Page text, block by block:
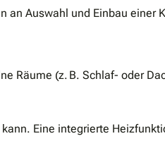
an Auswahl und Einbau einer
Räume (z. B. Schlaf- oder
Eine integrierte